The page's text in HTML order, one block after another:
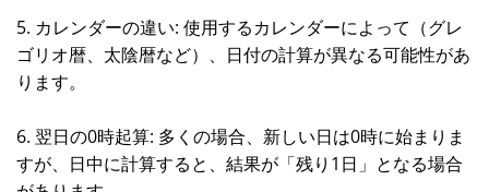
5. カレンダーの違い: 使用するカレンダーによって（グレ
ゴリオ暦、太陰暦など）、日付の計算が異なる可能性があ
ります。
6. 翌日の0時起算: 多くの場合、新しい日は0時に始まりま
すが、日中に計算すると、結果が「残り1日」となる場合